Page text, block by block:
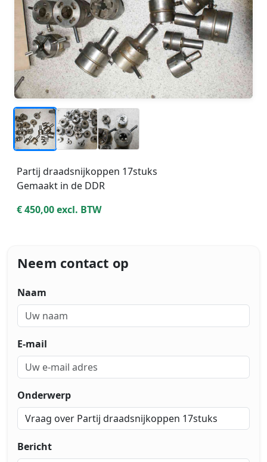
_
_
_
Partij draadsnijkoppen 17stuks
Gemaakt in de DDR
€ 450,00 excl. BTW
Neem contact op
Naam
E-mail
Onderwerp
Bericht